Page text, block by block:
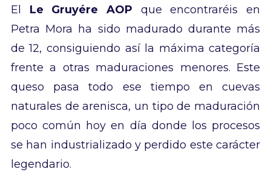
El Le Gruyére AOP que encontraréis en
Petra Mora ha sido madurado durante más
de 12, consiguiendo así la máxima categoría
frente a otras maduraciones menores. Este
queso pasa todo ese tiempo en cuevas
naturales de arenisca, un tipo de maduración
poco común hoy en día donde los procesos
se han industrializado y perdido este carácter
legendario.